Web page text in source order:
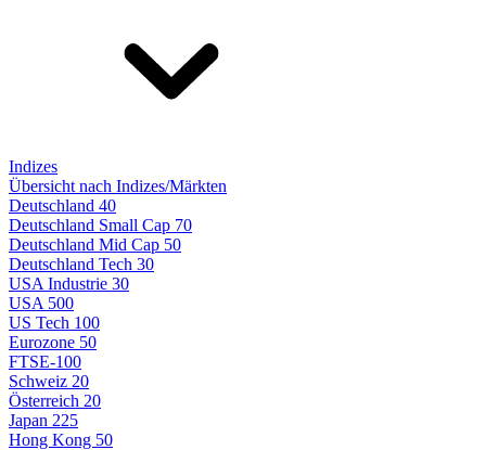
Indizes
Übersicht nach Indizes/Märkten
Deutschland 40
Deutschland Small Cap 70
Deutschland Mid Cap 50
Deutschland Tech 30
USA Industrie 30
USA 500
US Tech 100
Eurozone 50
FTSE-100
Schweiz 20
Österreich 20
Japan 225
Hong Kong 50